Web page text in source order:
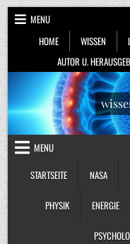
Skip
to
content
MENU
HOME
WISSEN
AUTOR U.
MENU
STARTSEITE
NASA
PHYSIK ENERGIE